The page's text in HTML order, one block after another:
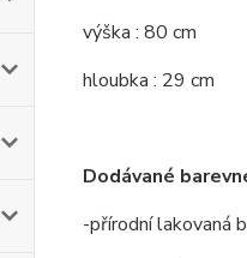
výška : 80 cm
hloubka : 29 cm
Dodávané
-přírodní lakovaná